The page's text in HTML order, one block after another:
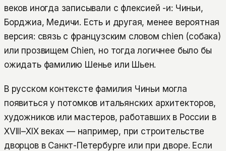
веков иногда записывали с флексией -и: Чиньи,
Борджиа, Медичи. Есть и другая, менее вероятная
версия: связь с французским словом chien (собака)
или прозвищем Chien, но тогда логичнее было бы
ожидать фамилию Шенье или Шьен.
В русском контексте фамилия Чиньи могла
появиться у потомков итальянских архитекторов,
художников или мастеров, работавших в России в
XVIII–XIX веках — например, при строительстве
дворцов в Санкт-Петербурге или при дворе. Если